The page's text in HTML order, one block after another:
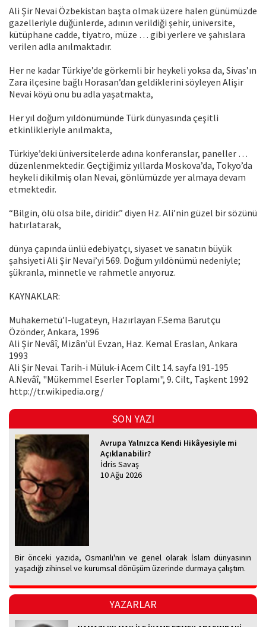
Ali Şir Nevai Özbekistan başta olmak üzere halen günümüzde
gazelleriyle düğünlerde, adının verildiği şehir, üniversite,
kütüphane cadde, tiyatro, müze … gibi yerlere ve şahıslara
verilen adla anılmaktadır.
Her ne kadar Türkiye’de görkemli bir heykeli yoksa da, Sivas’ın
Zara ilçesine bağlı Horasan’dan geldiklerini söyleyen Alişir
Nevai köyü onu bu adla yaşatmakta,
Her yıl doğum yıldönümünde Türk dünyasında çeşitli
etkinlikleriyle anılmakta,
Türkiye’deki üniversitelerde adına konferanslar, paneller …
düzenlenmektedir. Geçtiğimiz yıllarda Moskova’da, Tokyo’da
heykeli dikilmiş olan Nevai, gönlümüzde yer almaya devam
etmektedir.
“Bilgin, ölü olsa bile, diridir.” diyen Hz. Ali’nin güzel bir sözünü
hatırlatarak,
dünya çapında ünlü edebiyatçı, siyaset ve sanatın büyük
şahsiyeti Ali Şir Nevai’yi 569. Doğum yıldönümü nedeniyle;
şükranla, minnetle ve rahmetle anıyoruz.
KAYNAKLAR:
Muhakemetü’l-lugateyn, Hazırlayan F.Sema Barutçu
Özönder, Ankara, 1996
Ali Şir Nevâî, Mizân’ül Evzan, Haz. Kemal Eraslan, Ankara
1993
Ali Şir Nevai. Tarih-i Müluk-i Acem Cilt 14. sayfa l91-195
A.Nevâî, "Mükemmel Eserler Toplamı", 9. Cilt, Taşkent 1992
http://tr.wikipedia.org/
SON YAZI
Avrupa Yalnızca Kendi Hikâyesiyle mi
Açıklanabilir?
İdris Savaş
10 Ağu 2026
Bir önceki yazıda, Osmanlı'nın ve genel olarak İslam dünyasının
yaşadığı zihinsel ve kurumsal dönüşüm üzerinde durmaya çalıştım.
YAZARLAR